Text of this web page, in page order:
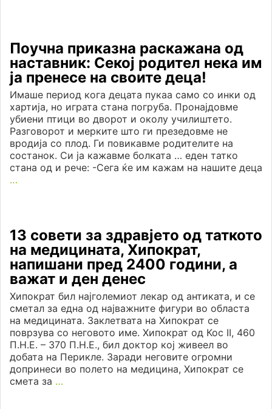
Поучна приказна раскажана од
наставник: Секој родител нека им
ја пренесе на своите деца!
Имаше период кога децата пукаа само со инки од
хартија, но играта стана погруба. Пронајдовме
убиени птици во дворот и околу училиштето.
Разговорот и мерките што ги презедовме не
вродија со плод. Ги повикавме родителите на
состанок. Си ја кажавме болката … еден татко
стана од и рече: -Сега ќе им кажам на нашите деца
…
13 совети за здравјето од таткото
на медицината, Хипократ,
напишани пред 2400 години, а
важат и ден денес
Хипократ бил најголемиот лекар од антиката, и се
сметал за една од најважните фигури во областа
на медицината. Заклетвата на Хипократ се
поврзува со неговото име. Хипократ од Кос II, 460
П.Н.Е. – 370 П.Н.Е., бил доктор кој живеел во
добата на Перикле. Заради неговите огромни
допринеси во полето на медицина, Хипократ се
смета за …